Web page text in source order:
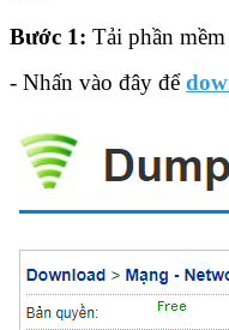
Bước 1: Tải phần
- Nhấn vào đây để